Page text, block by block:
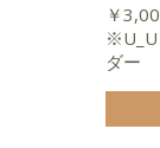
￥
ダー